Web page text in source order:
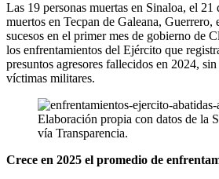
Las 19 personas muertas en Sinaloa, el
muertos en Tecpan de Galeana, Guerrero,
sucesos en el primer mes de gobierno de
los enfrentamientos del Ejército que
presuntos agresores fallecidos en 2024,
víctimas militares.
Elaboración propia con datos de la
vía Transparencia.
Crece en 2025 el promedio de